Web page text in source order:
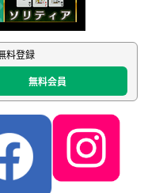
料登録
無料会員